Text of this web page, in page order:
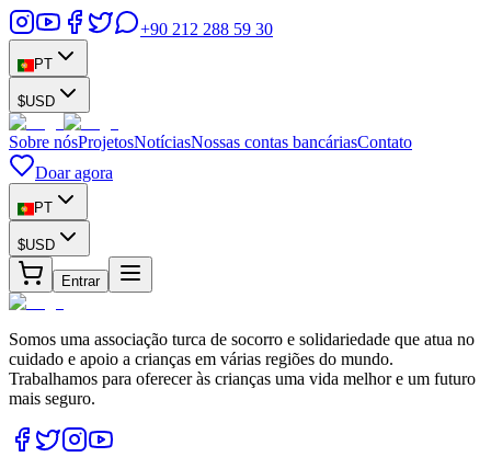
+90 212 288 59 30
PT
$USD
Sobre nósProjetosNotíciasNossas contas bancáriasContato
Doar agora
PT
$USD
Entrar
Somos uma associação turca de socorro e solidariedade que atua no
cuidado e apoio a crianças em várias regiões do mundo.
Trabalhamos para oferecer às crianças uma vida melhor e um futuro
mais seguro.